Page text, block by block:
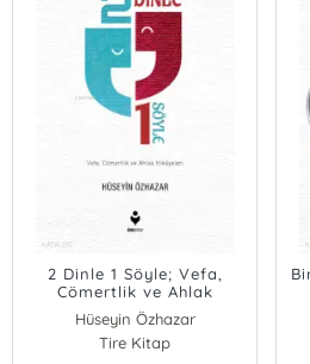
2 Dinle 1 Söyle; Vefa,
Cömertlik ve Ahlak
Hikayeleri
Hüseyin Özhazar
Tire Kitap